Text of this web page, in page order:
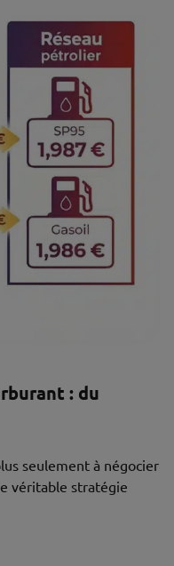
: du
seulement à négocier
véritable stratégie